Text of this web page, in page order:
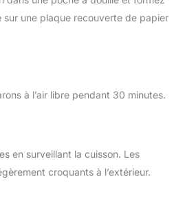
une plaque recouverte de papier
à l’air libre pendant 30 minutes.
en surveillant la cuisson. Les
croquants à l’extérieur.